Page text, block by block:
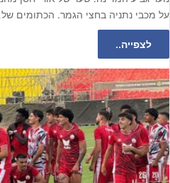
על מכבי נתניה בחצי הגמר. הכתומים
לצפייה..